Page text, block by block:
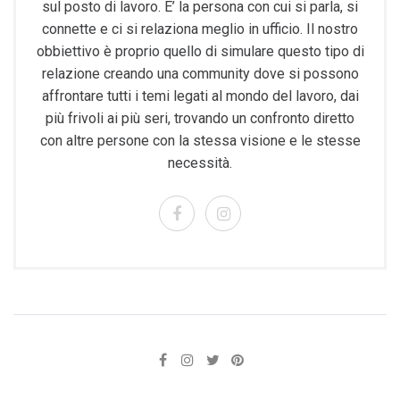
sul posto di lavoro. E’ la persona con cui si parla, si
connette e ci si relaziona meglio in ufficio. Il nostro
obbiettivo è proprio quello di simulare questo tipo di
relazione creando una community dove si possono
affrontare tutti i temi legati al mondo del lavoro, dai
più frivoli ai più seri, trovando un confronto diretto
con altre persone con la stessa visione e le stesse
necessità.